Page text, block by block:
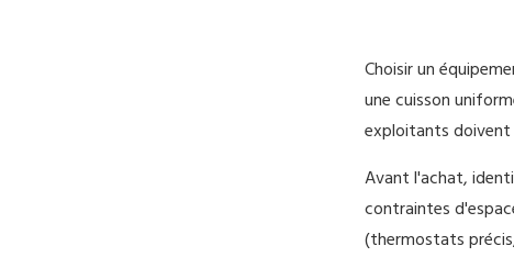
Choisir un
une cuisson
exploitants doivent
Avant l'achat,
contraintes
(thermostats